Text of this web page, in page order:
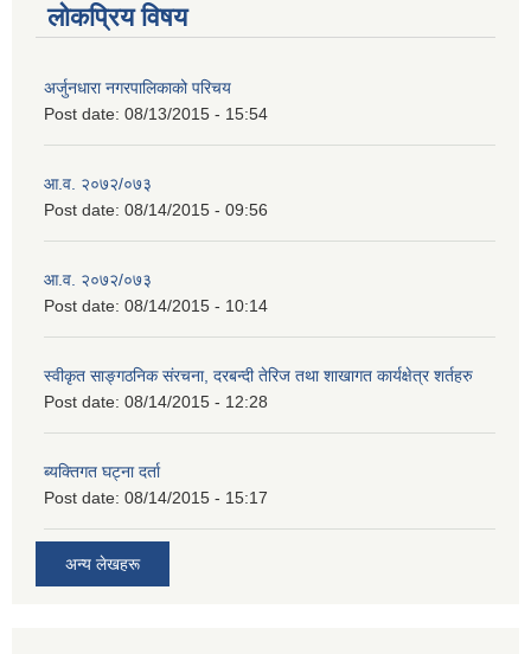
लोकप्रिय विषय
अर्जुनधारा नगरपालिकाको परिचय
Post date: 08/13/2015 - 15:54
आ.व. २०७२/०७३
Post date: 08/14/2015 - 09:56
आ.व. २०७२/०७३
Post date: 08/14/2015 - 10:14
स्वीकृत साङ्गठनिक संरचना, दरबन्दी तेरिज तथा शाखागत कार्यक्षेत्र शर्तहरु
Post date: 08/14/2015 - 12:28
ब्यक्तिगत घट्ना दर्ता
Post date: 08/14/2015 - 15:17
अन्य लेखहरू